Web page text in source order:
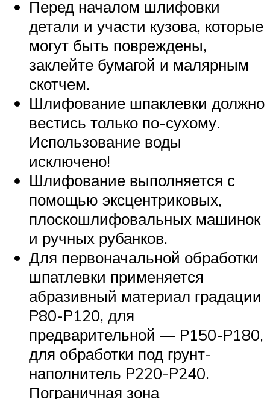
Перед началом шлифовки
детали и участи кузова, которые
могут быть повреждены,
заклейте бумагой и малярным
скотчем.
Шлифование шпаклевки должно
вестись только по-сухому.
Использование воды
исключено!
Шлифование выполняется с
помощью эксцентриковых,
плоскошлифовальных машинок
и ручных рубанков.
Для первоначальной обработки
шпатлевки применяется
абразивный материал градации
P80-P120, для
предварительной — P150-P180,
для обработки под грунт-
наполнитель P220-P240.
Пограничная зона